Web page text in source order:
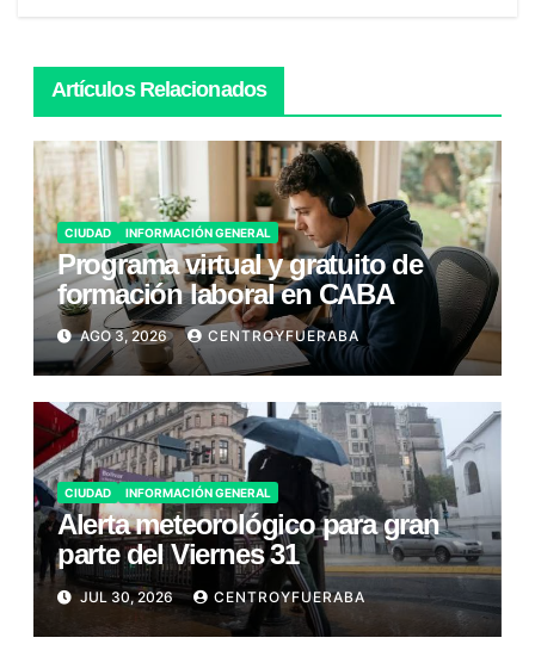
Artículos Relacionados
CIUDAD INFORMACIÓN GENERAL
Programa virtual y gratuito de
formación laboral en CABA
AGO 3, 2026 CENTROYFUERABA
CIUDAD INFORMACIÓN GENERAL
Alerta meteorológico para gran
parte del Viernes 31
JUL 30, 2026 CENTROYFUERABA